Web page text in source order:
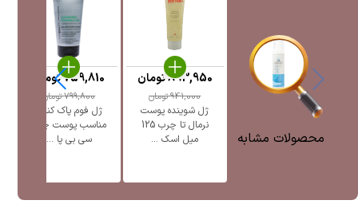
محصولات مشابه
ژل شوینده پوست
نرمال تا چرب 125
میل اسک ...
941,000تومان
893,950تومان
ژل فوم پاک کننده
مناسب پوست چرب
سی بی پا ...
799,800تومان
759,810تومان